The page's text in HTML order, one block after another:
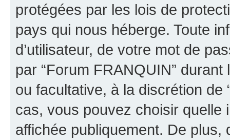
protégées par les lois de
pays qui nous héberge. Toute
d’utilisateur, de votre mot de
par “Forum FRANQUIN”
ou facultative, à la discrétion de
cas, vous pouvez choisir quelle
affichée publiquement. De plus,